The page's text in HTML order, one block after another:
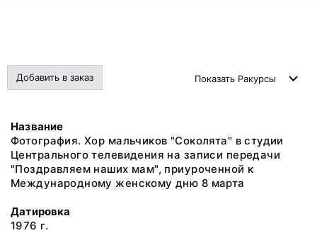
Добавить в заказ Показать Ракурсы
Название
Фотография. Хор мальчиков "Соколята" в студии
Центрального телевидения на записи передачи
"Поздравляем наших мам", приуроченной к
Международному женскому дню 8 марта
Датировка
1976 г.